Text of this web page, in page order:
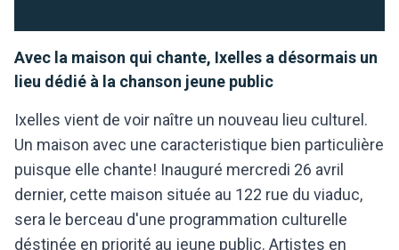
Avec la maison qui chante, Ixelles a désormais un
lieu dédié à la chanson jeune public
Ixelles vient de voir naître un nouveau lieu culturel.
Un maison avec une caracteristique bien particulière
puisque elle chante! Inauguré mercredi 26 avril
dernier, cette maison située au 122 rue du viaduc,
sera le berceau d'une programmation culturelle
déstinée en priorité au jeune public. Artistes en